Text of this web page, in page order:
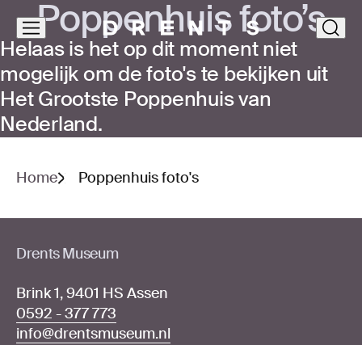
Navigatie
overslaan
Pop­pen­huis foto’s
Helaas is het op dit moment niet
mogelijk om de foto's te bekijken uit
Het Grootste Poppenhuis van
Nederland.
Home Poppenhuis foto's
Drents Museum
Brink 1, 9401 HS Assen
0592 - 377 773
info@drentsmuseum.nl